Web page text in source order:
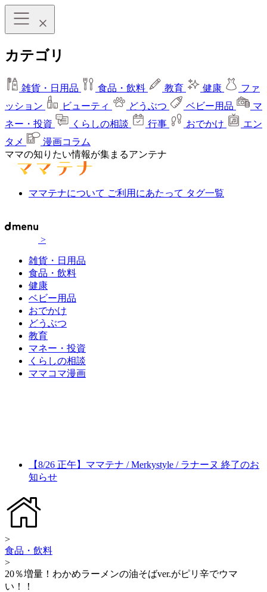
カテゴリ
雑貨・日用品 食品・飲料 教育 健康
ファ
ッション
ビューティ どうぶつ ベビー用品
マ
ネー・投資
くらしの相談 行事 おでかけ
エン
タメ
漫画コラム
ママの知りたい情報が集まるアンテナ
ママテナについて ご利用にあたって タグ一覧
>
雑貨・日用品
食品・飲料
健康
ベビー用品
おでかけ
どうぶつ
教育
マネー・投資
くらしの相談
ママコマ漫画
【8/26 正午】ママテナ / Merkystyle / ラナーヌ 終了のお
知らせ
>
食品・飲料
>
20％増量！わかめラーメンの油そばver.がピリ辛でウマ
い！！